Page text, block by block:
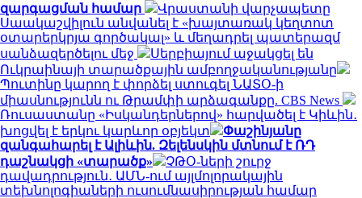
զարգացման համար
Վրաստանի վարչապետը
Սաակաշվիլուն անվանել է «խայտառակ կեղտոտ
օտարերկրյա գործակալ» և մեղադրել պատերազմ
սանձազերծելու մեջ
Սերբիայում աջակցել են
Ուկրաինայի տարածքային ամբողջականությանը
Պուտինը կարող է փորձել ստուգել ՆԱՏՕ-ի
միասնությունն ու Թրամփի արձագանքը. CBS News
Ռուսաստանը «Իսկանդերներով» հարվածել է Կիևին․
խոցվել է երկու կարևոր օբյեկտ
Փաշինյանը
զանգահարել է Ալիևին. Զելենսկին մտնում է ՌԴ
դաշնակցի «տարածք»
ՉԹՕ-ների շուրջ
դավադրություն․ ԱՄՆ-ում այլմոլորակային
տեխնոլոգիաների ուսումնասիրության համար